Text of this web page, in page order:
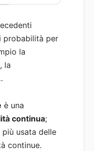
probabilità per
la
, la
è una
continua;
usata delle
continue.